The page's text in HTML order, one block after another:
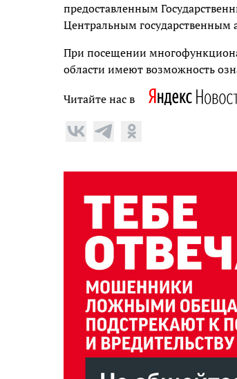
предоставленным
Центральным государственным
При посещении
области имеют возможность
Читайте нас в